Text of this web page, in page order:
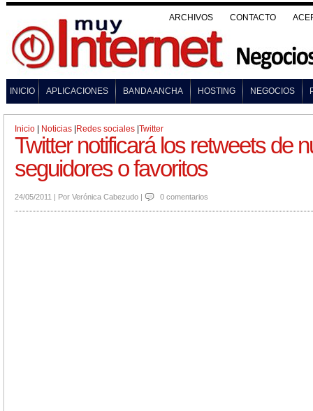
ARCHIVOS CONTACTO
INICIO APLICACIONES BANDA ANCHA HOSTING NEGOCIOS
Inicio Noticias Redes sociales Twitter
Twitter notificará los retweets de
seguidores o favoritos
24/05/2011 | Por Verónica Cabezudo | 0 comentarios